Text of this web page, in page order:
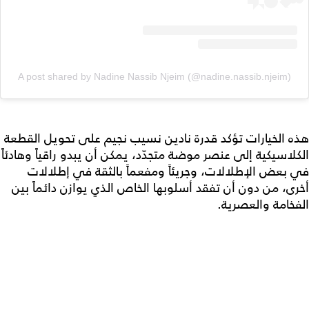
A post shared by Nadine Nassib Njeim (@nadine.nassib.njeim)
هذه الخيارات تؤكد قدرة نادين نسيب نجيم على تحويل القطعة
الكلاسيكية إلى عنصر موضة متجدّد، يمكن أن يبدو راقياً وهادئاً
في بعض الإطلالات، وجريئاً ومفعماً بالثقة في إطلالات
أخرى، من دون أن تفقد أسلوبها الخاص الذي يوازن دائماً بين
الفخامة والعصرية.